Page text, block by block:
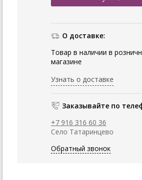
О доставке:
Товар в наличии в
магазине
Узнать о доставке
Заказывайте по
+7 916 316 60 36
Село Татаринцево
Обратный звонок